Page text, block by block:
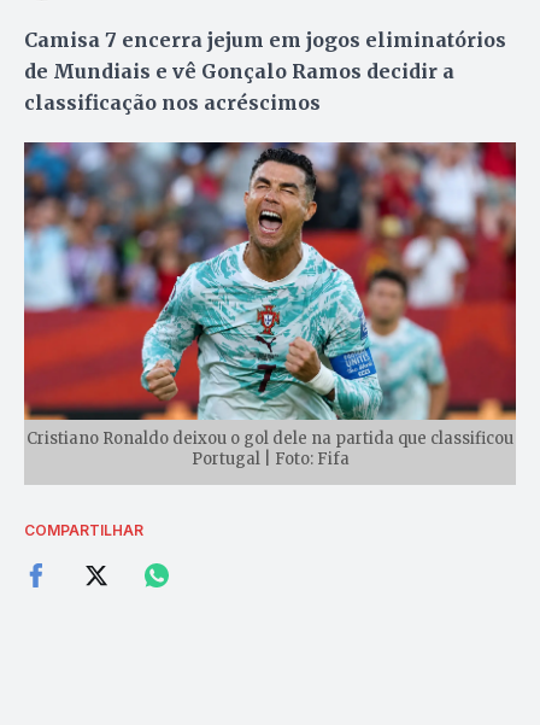
Camisa 7 encerra jejum em jogos eliminatórios
de Mundiais e vê Gonçalo Ramos decidir a
classificação nos acréscimos
Cristiano Ronaldo deixou o gol dele na partida que classificou
Portugal | Foto: Fifa
COMPARTILHAR